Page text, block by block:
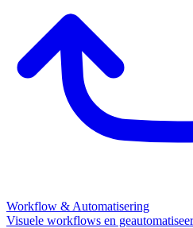
Workflow & Automatisering
Visuele workflows en